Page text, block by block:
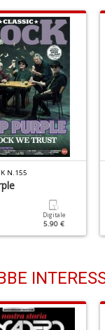
N.155
Digitale
5.90 €